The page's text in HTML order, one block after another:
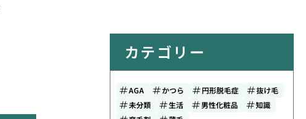
カテゴリー
AGA かつら 円形脱毛症
抜け毛
未分類
生活 男性化粧品
知識